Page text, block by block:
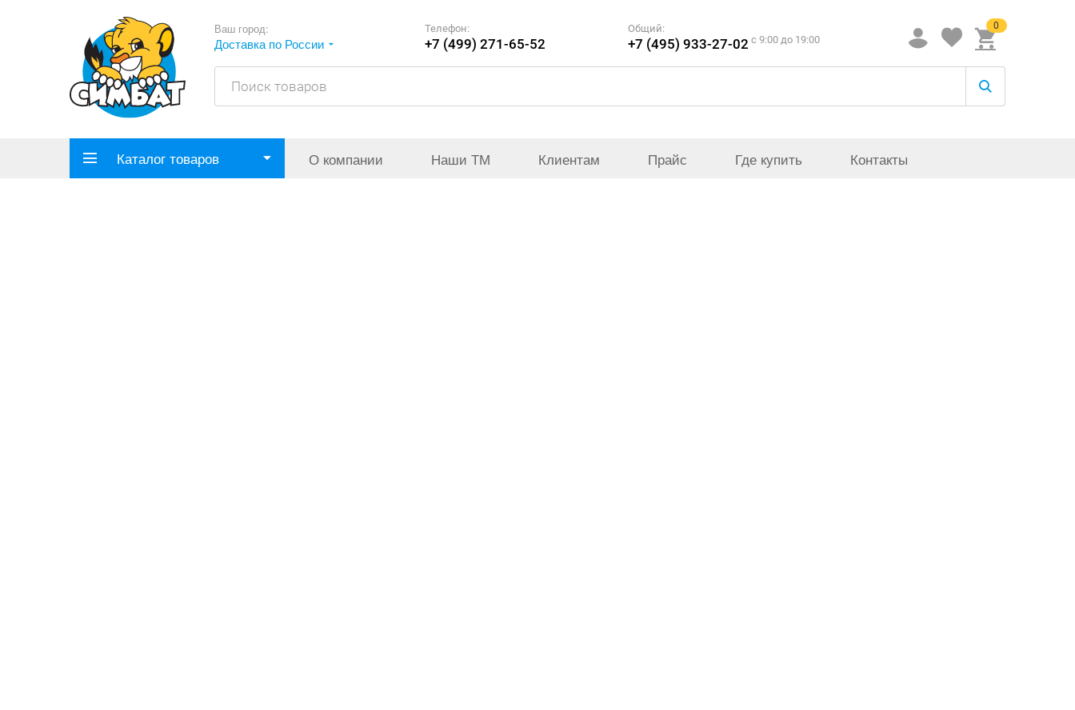
Ваш город:
Доставка по России
Телефон:
+7 (499) 271-65-52
Общий:
+7 (495) 933-27-02 c 9:00 до 19:00
0
Каталог товаров О компании Наши ТМ Клиентам Прайс Где купить Контакты